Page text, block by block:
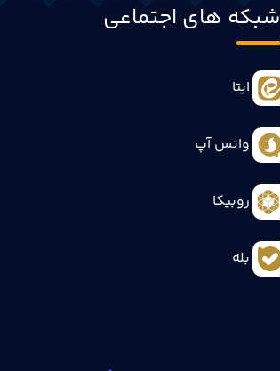
شبکه های اجتماعی
ایتا
واتس آپ
روبیکا
بله